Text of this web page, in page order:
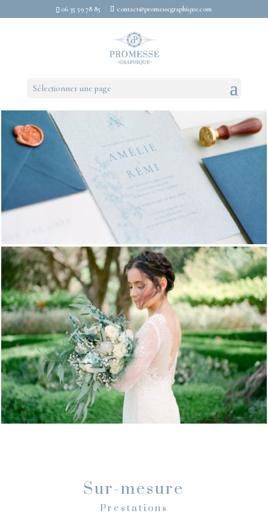
06 35 59 78 85 contact@promessegraphique.com
Sélectionner une page
Sur-mesure
Prestations